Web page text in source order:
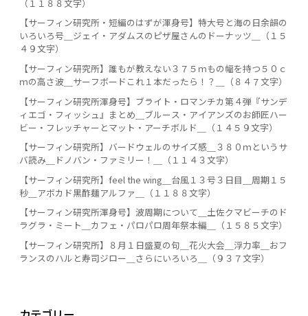
（１１８８文字）
【サーフィン研究所・短編のはずが渾身号】特大号と海の日余韻の
いろいろ号＿ジェイ・アダムスのピザ屋さんのドーナッツ＿（１５
４９文字）
【サーフィン研究所】誰もが教えない３７５ｍもの幅を持つ５０ｃ
ｍの高さ波＿サーフボードこれ１本だったら！？＿（８４７文字）
【サーフィン研究所渾身号】ブライト・ロマンチカ第４弾『サンデ
ィエゴ・フィッシュ』まとめ＿ブルース・アイアンズのお師匠ハー
ビー・フレッチャーとマット・アーチボルド＿（１４５９文字）
【サーフィン研究所】バードウェルのサイズ感＿３８０ｍというサ
バ読み＿ドノバン・ファミリー！＿（１１４３文字）
【サーフィン研究所】feel the wing＿台風１３号３日目＿周期１５
秒＿アボカド黒酢麺アルファ＿（１１８８文字）
【サーフィン研究所渾身号】波周期について＿土佐クマビーチのド
ラグラ・ミート＿カフェ・パロパロ周年祭本編＿（１５８５文字）
【サーフィン研究所】８月１日盛夏の句＿花火大会＿浮力率＿おフ
ランスのハルと寿司ジロー＿さらにいろいろ＿（９３７文字）